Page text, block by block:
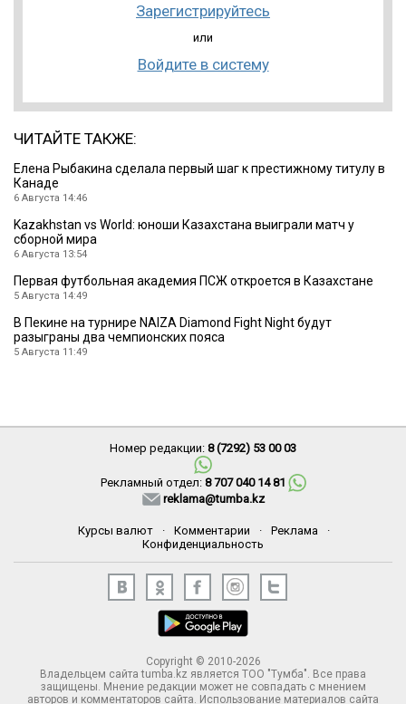
Зарегистрируйтесь
или
Войдите в систему
ЧИТАЙТЕ ТАКЖЕ:
Елена Рыбакина сделала первый шаг к престижному титулу в
Канаде
6 Августа 14:46
Kazakhstan vs World: юноши Казахстана выиграли матч у
сборной мира
6 Августа 13:54
Первая футбольная академия ПСЖ откроется в Казахстане
5 Августа 14:49
В Пекине на турнире NAIZA Diamond Fight Night будут
разыграны два чемпионских пояса
5 Августа 11:49
Номер редакции: 8 (7292) 53 00 03
Рекламный отдел: 8 707 040 14 81
reklama@tumba.kz
Курсы валют · Комментарии · Реклама
·
Конфиденциальность
Copyright © 2010-2026
Владельцем сайта tumba.kz является ТОО "Тумба". Все права
защищены. Мнение редакции может не совпадать с мнением
авторов и комментаторов сайта. Использование материалов сайта